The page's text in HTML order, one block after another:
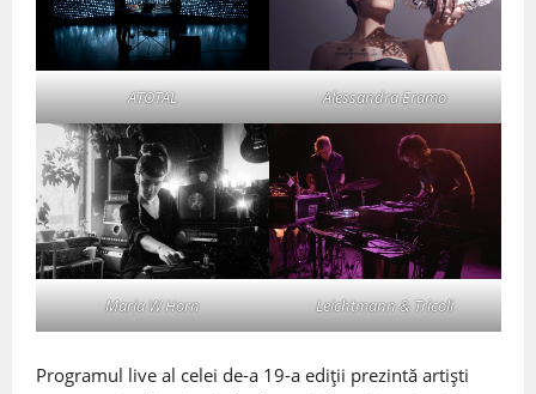
ATOTAL Alessandra Eramo
Maria W Horn Leichtmann & Tricoli
Programul live al celei de-a 19-a ediții prezintă artiști